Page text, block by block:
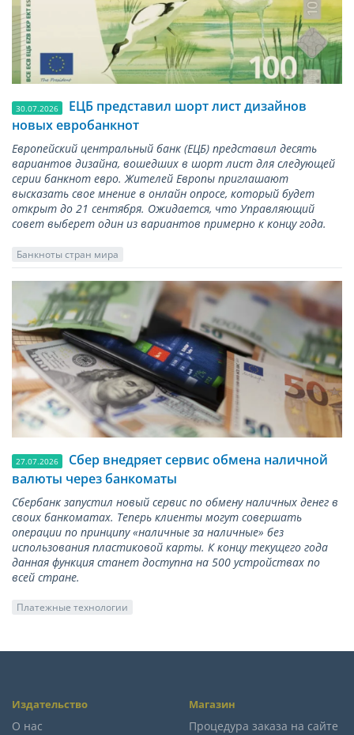
30.07.2026
ЕЦБ представил шорт лист дизайнов
новых евробанкнот
Европейский центральный банк (ЕЦБ) представил десять
вариантов дизайна, вошедших в шорт лист для следующей
серии банкнот евро. Жителей Европы приглашают
высказать свое мнение в онлайн опросе, который будет
открыт до 21 сентября. Ожидается, что Управляющий
совет выберет один из вариантов примерно к концу года.
Банкноты стран мира
27.07.2026
Сбер внедряет сервис обмена наличной
валюты через банкоматы
Сбербанк запустил новый сервис по обмену наличных денег в
своих банкоматах. Теперь клиенты могут совершать
операции по принципу «наличные за наличные» без
использования пластиковой карты. К концу текущего года
данная функция станет доступна на 500 устройствах по
всей стране.
Платежные технологии
Издательство
О нас
Магазин
Процедура заказа на сайте